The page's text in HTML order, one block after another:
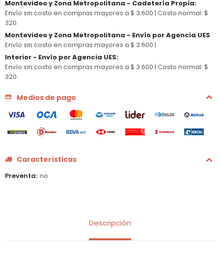
Montevideo y Zona Metropolitana - Cadetería Propia:
Envío sin costo en compras mayores a $ 3.600 | Costo normal: $
320.
Montevideo y Zona Metropolitana - Envío por Agencia UES
Envío sin costo en compras mayores a $ 3.600 |
Interior - Envío por Agencia UES:
Envío sin costo en compras mayores a $ 3.600 | Costo normal: $
320.
Medios de pago
Características
Preventa no
Descripción